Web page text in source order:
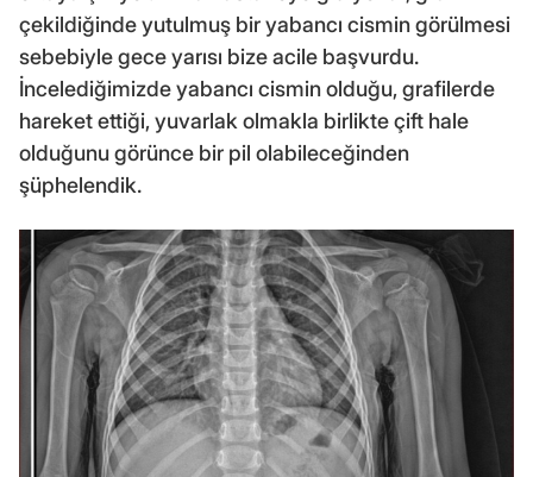
çekildiğinde yutulmuş bir yabancı cismin görülmesi
sebebiyle gece yarısı bize acile başvurdu.
İncelediğimizde yabancı cismin olduğu, grafilerde
hareket ettiği, yuvarlak olmakla birlikte çift hale
olduğunu görünce bir pil olabileceğinden
şüphelendik.